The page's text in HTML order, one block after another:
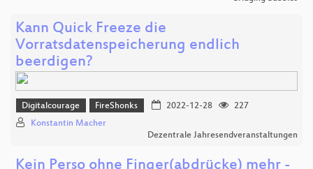
Kann Quick Freeze die
Vorratsdatenspeicherung endlich
beerdigen?
Digitalcourage FireShonks 2022-12-28
227
Konstantin Macher
Dezentrale Jahresendveranstaltungen